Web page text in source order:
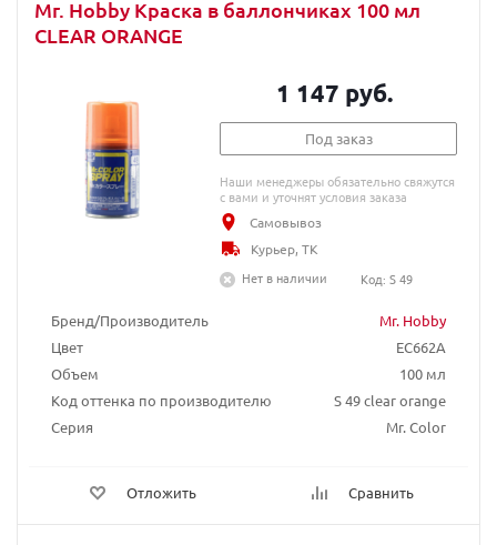
Mr. Hobby Краска в баллончиках 100 мл
CLEAR ORANGE
Бренд/Производитель
Mr. Hobby
Цвет
EC662A
Объем
100 мл
Код оттенка по производителю
S 49 clear orange
Серия
Mr. Color
Отложить Сравнить
1 147 руб.
Под заказ
Наши менеджеры обязательно свяжутся
с вами и уточнят условия заказа
Самовывоз
Курьер, ТК
Нет в наличии
Код: S 49